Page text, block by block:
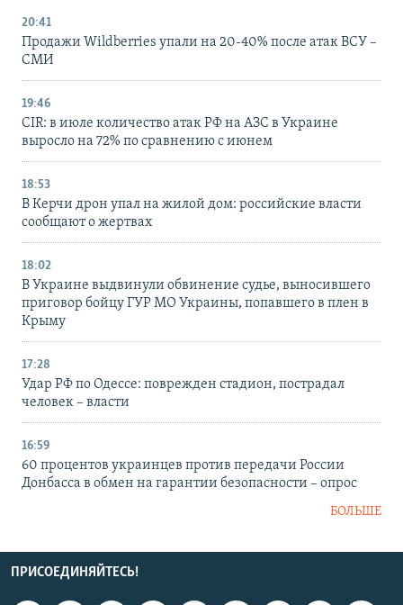
20:41
Продажи Wildberries упали на 20-40% после атак ВСУ –
СМИ
19:46
CIR: в июле количество атак РФ на АЗС в Украине
выросло на 72% по сравнению с июнем
18:53
В Керчи дрон упал на жилой дом: российские власти
сообщают о жертвах
18:02
В Украине выдвинули обвинение судье, выносившего
приговор бойцу ГУР МО Украины, попавшего в плен в
Крыму
17:28
Удар РФ по Одессе: поврежден стадион, пострадал
человек – власти
16:59
60 процентов украинцев против передачи России
Донбасса в обмен на гарантии безопасности – опрос
БОЛЬШЕ
ПРИСОЕДИНЯЙТЕСЬ!